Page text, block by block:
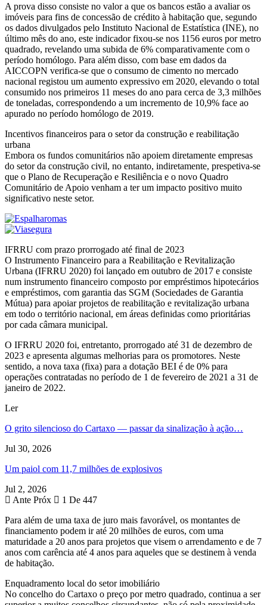
A prova disso consiste no valor a que os bancos estão a avaliar os
imóveis para fins de concessão de crédito à habitação que, segundo
os dados divulgados pelo Instituto Nacional de Estatística (INE), no
último mês do ano, este indicador fixou-se nos 1156 euros por metro
quadrado, revelando uma subida de 6% comparativamente com o
período homólogo. Para além disso, com base em dados da
AICCOPN verifica-se que o consumo de cimento no mercado
nacional registou um aumento expressivo em 2020, elevando o total
consumido nos primeiros 11 meses do ano para cerca de 3,3 milhões
de toneladas, correspondendo a um incremento de 10,9% face ao
apurado no período homólogo de 2019.
Incentivos financeiros para o setor da construção e reabilitação
urbana
Embora os fundos comunitários não apoiem diretamente empresas
do setor da construção civil, no entanto, indiretamente, prespetiva-se
que o Plano de Recuperação e Resiliência e o novo Quadro
Comunitário de Apoio venham a ter um impacto positivo muito
significativo neste setor.
IFRRU com prazo prorrogado até final de 2023
O Instrumento Financeiro para a Reabilitação e Revitalização
Urbana (IFRRU 2020) foi lançado em outubro de 2017 e consiste
num instrumento financeiro composto por empréstimos hipotecários
e empréstimos, com garantia das SGM (Sociedades de Garantia
Mútua) para apoiar projetos de reabilitação e revitalização urbana
em todo o território nacional, em áreas definidas como prioritárias
por cada câmara municipal.
O IFRRU 2020 foi, entretanto, prorrogado até 31 de dezembro de
2023 e apresenta algumas melhorias para os promotores. Neste
sentido, a nova taxa (fixa) para a dotação BEI é de 0% para
operações contratadas no período de 1 de fevereiro de 2021 a 31 de
janeiro de 2022.
Ler
O grito silencioso do Cartaxo — passar da sinalização à ação…
Jul 30, 2026
Um paiol com 11,7 milhões de explosivos
Jul 2, 2026
Ante Próx
1 De 447
Para além de uma taxa de juro mais favorável, os montantes de
financiamento podem ir até 20 milhões de euros, com uma
maturidade a 20 anos para projetos que visem o arrendamento e de 7
anos com carência até 4 anos para aqueles que se destinem à venda
de habitação.
Enquadramento local do setor imobiliário
No concelho do Cartaxo o preço por metro quadrado, continua a ser